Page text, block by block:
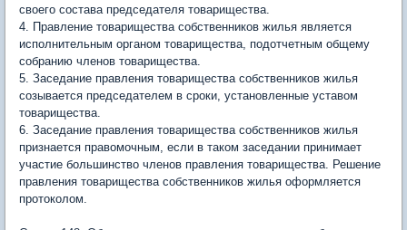
своего состава председателя товарищества.
4. Правление товарищества собственников жилья является
исполнительным органом товарищества, подотчетным общему
собранию членов товарищества.
5. Заседание правления товарищества собственников жилья
созывается председателем в сроки, установленные уставом
товарищества.
6. Заседание правления товарищества собственников жилья
признается правомочным, если в таком заседании принимает
участие большинство членов правления товарищества. Решение
правления товарищества собственников жилья оформляется
протоколом.